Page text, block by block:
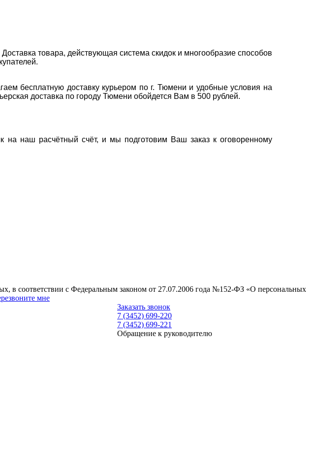
товара, действующая система скидок и многообразие способов
бесплатную доставку курьером по г. Тюмени и удобные условия на
доставка по городу Тюмени обойдется Вам в 500 рублей.
на наш расчётный счёт, и мы подготовим Ваш заказ к оговоренному
в соответствии с Федеральным законом от 27.07.2006 года №152-ФЗ «О персональных
мне
Заказать звонок
7 (3452) 699-220
7 (3452) 699-221
Обращение к руководителю